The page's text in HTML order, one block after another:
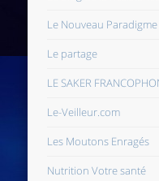
Le Nouveau Paradigme
Le partage
LE SAKER
Le-Veilleur.com
Les Moutons Enragés
Nutrition Votre santé